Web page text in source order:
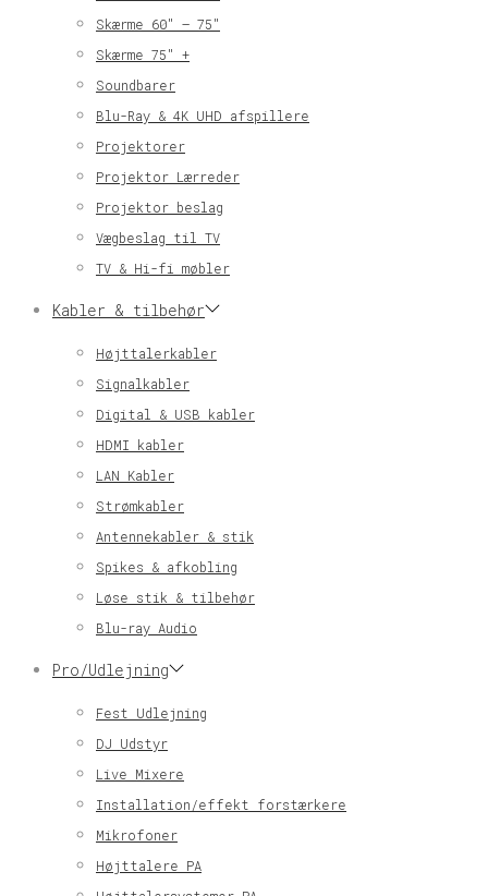
Skærme 60″ – 75″
Skærme 75″ +
Soundbarer
Blu-Ray & 4K UHD afspillere
Projektorer
Projektor Lærreder
Projektor beslag
Vægbeslag til TV
TV & Hi-fi møbler
Kabler & tilbehør
Højttalerkabler
Signalkabler
Digital & USB kabler
HDMI kabler
LAN Kabler
Strømkabler
Antennekabler & stik
Spikes & afkobling
Løse stik & tilbehør
Blu-ray Audio
Pro/Udlejning
Fest Udlejning
DJ Udstyr
Live Mixere
Installation/effekt forstærkere
Mikrofoner
Højttalere PA